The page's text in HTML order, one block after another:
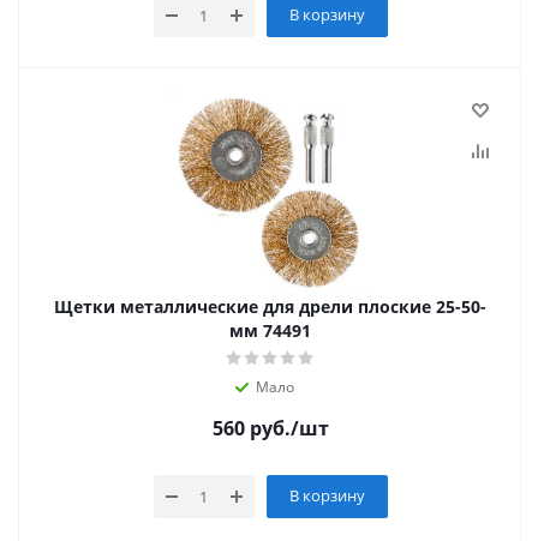
В корзину
Щетки металлические для дрели плоские 25-50-
мм 74491
Мало
560руб./шт
В корзину